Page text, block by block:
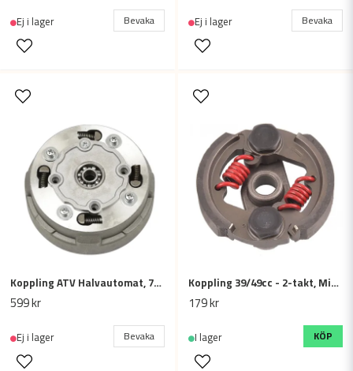
Ej i lager Bevaka Ej i lager Bevaka
Koppling ATV Halvautomat, 70-125cc, 18T
599 kr
Ej i lager Bevaka
Koppling 39/49cc - 2-takt, Minicross / ATV / Minimoto, utan kilspår
179 kr
I lager KÖP